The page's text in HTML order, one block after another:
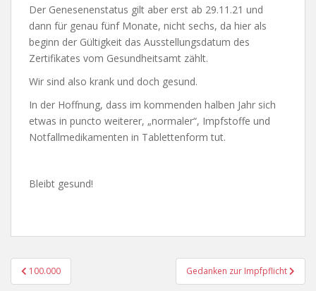
Der Genesenenstatus gilt aber erst ab 29.11.21 und
dann für genau fünf Monate, nicht sechs, da hier als
beginn der Gültigkeit das Ausstellungsdatum des
Zertifikates vom Gesundheitsamt zählt.
Wir sind also krank und doch gesund.
In der Hoffnung, dass im kommenden halben Jahr sich
etwas in puncto weiterer, „normaler“, Impfstoffe und
Notfallmedikamenten in Tablettenform tut.
Bleibt gesund!
Beitragsnavigation
100.000 Gedanken zur Impfpflicht